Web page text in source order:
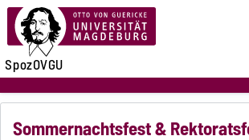
SpozOVGU
Sommernachtsfest &